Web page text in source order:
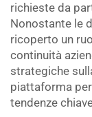
richieste da
Nonostante le
ricoperto un
continuità
strategiche
piattaforma
tendenze